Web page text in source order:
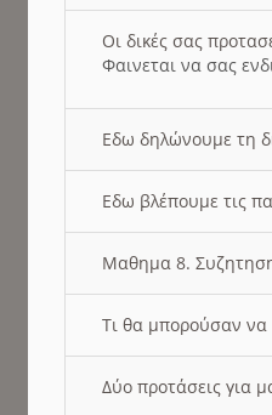
Οι δικές σας
Φαινεται να σας
Εδω δηλώνουμε τη
Εδω βλέπουμε τις
Μαθημα 8.
Τι θα μπορούσαν
Δύο προτάσεις για